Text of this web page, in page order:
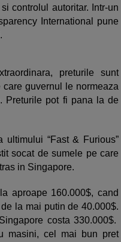
controlul autoritar. Intr-un
International pune
preturile sunt
guvernul le normeaza
Preturile pot fi pana la de
ultimului “Fast & Furious”
socat de sumele pe care
in Singapore.
aproape 160.000$, cand
la mai putin de 40.000$.
costa 330.000$.
masini, cel mai bun pret